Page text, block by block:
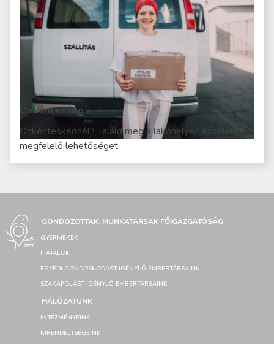
Önkéntesség
Önkénteskednél? Találd meg a lakóhelyed közelében a
megfelelő lehetőséget.
GONDOZOTTAK, MUNKATÁRSAK FŐIGAZGATÓSÁG
GYERMEKEK
FIATALOK
EGYEDI GONDOSKODÁST IGÉNYLŐ EMBERTÁRSAINK
SZAKÁPOLÁST IGÉNYLŐ EMBERTÁRSAINK
HÁLÓZATUNK
INTÉZMÉNYEINK
KIRENDELTSÉGEINK